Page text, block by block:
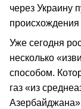
через Украину
Уже сегодня
несколько
способом.
газ «из